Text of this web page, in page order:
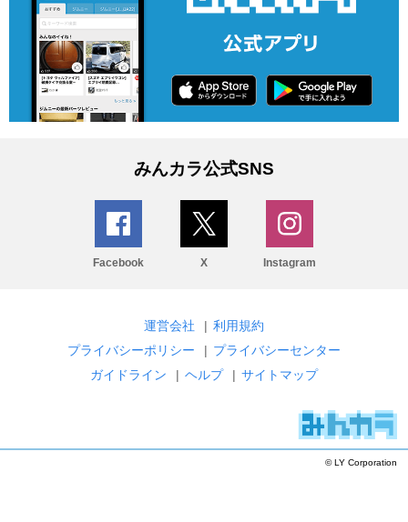
みんカラ公式SNS
Facebook X Instagram
運営会社 | 利用規約
プライバシーポリシー
| プライバシーセンター
ガイドライン
| ヘルプ | サイトマップ
© LY Corporation